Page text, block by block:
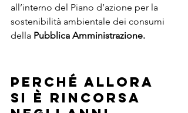
all’interno del Piano d’azione per la
sostenibilità ambientale dei consumi
della Pubblica Amministrazione.
Perché allora
si è rincorsa